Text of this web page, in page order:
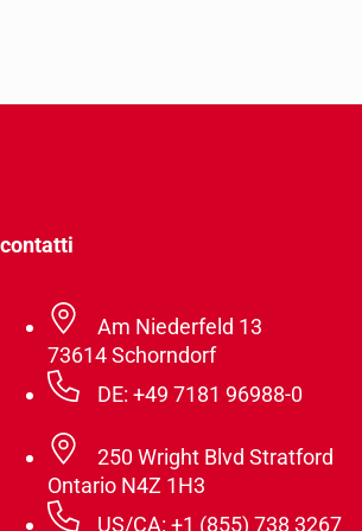
contatti
Am Niederfeld 13
73614 Schorndorf
DE: +49 7181 96988-0
250 Wright Blvd Stratford
Ontario N4Z 1H3
US/CA: +1 (855) 738 3267